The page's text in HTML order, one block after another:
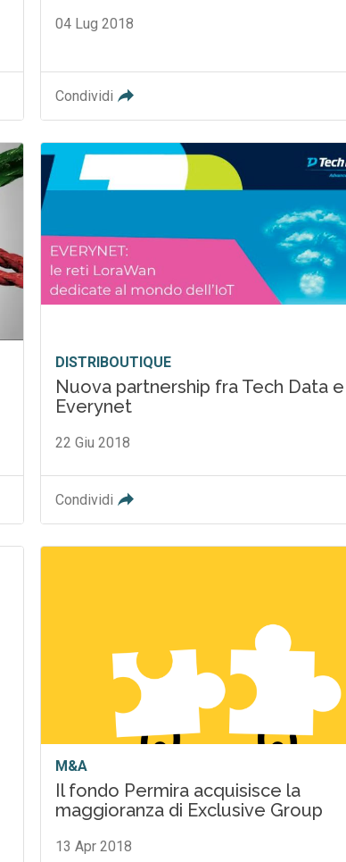
04 Lug 2018
Condividi
DISTRIBOUTIQUE
Nuova partnership fra Tech Data e
Everynet
22 Giu 2018
Condividi
M&A
Il fondo Permira acquisisce la
maggioranza di Exclusive Group
13 Apr 2018